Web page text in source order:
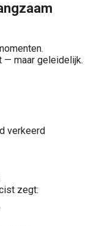
— maar geleidelijk.
verkeerd
zegt: